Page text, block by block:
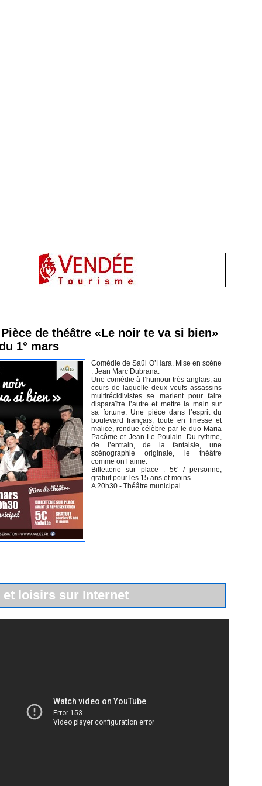
de théâtre «Le noir te va si bien»
1° mars
Comédie de Saül O’Hara. Mise en scène
: Jean Marc Dubrana.
Une comédie à l’humour très anglais, au
cours de laquelle deux veufs assassins
multirécidivistes se marient pour faire
disparaître l’autre et mettre la main sur
sa fortune. Une pièce dans l’esprit du
boulevard français, toute en finesse et
malice, rendue célèbre par le duo Maria
Pacôme et Jean Le Poulain. Du rythme,
de l’entrain, de la fantaisie, une
scénographie originale, le théâtre
comme on l’aime.
Billetterie sur place : 5€ / personne,
gratuit pour les 15 ans et moins
A 20h30 - Théâtre municipal
et loisirs sur Internet